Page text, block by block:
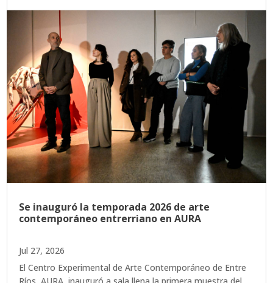
Se inauguró la temporada 2026 de arte
contemporáneo entrerriano en AURA
Jul 27, 2026
El Centro Experimental de Arte Contemporáneo de Entre